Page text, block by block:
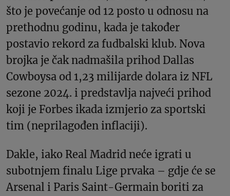
što je povećanje od 12 posto u odnosu na
prethodnu godinu, kada je također
postavio rekord za fudbalski klub. Nova
brojka je čak nadmašila prihod Dallas
Cowboysa od 1,23 milijarde dolara iz NFL
sezone 2024. i predstavlja najveći prihod
koji je Forbes ikada izmjerio za sportski
tim (neprilagođen inflaciji).
Dakle, iako Real Madrid neće igrati u
subotnjem finalu Lige prvaka – gdje će se
Arsenal i Paris Saint-Germain boriti za